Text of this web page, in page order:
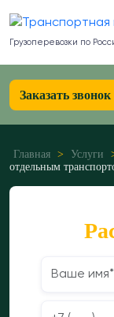
Грузоперевозки по
Заказать звонок
Главная > Услуги
отдельным